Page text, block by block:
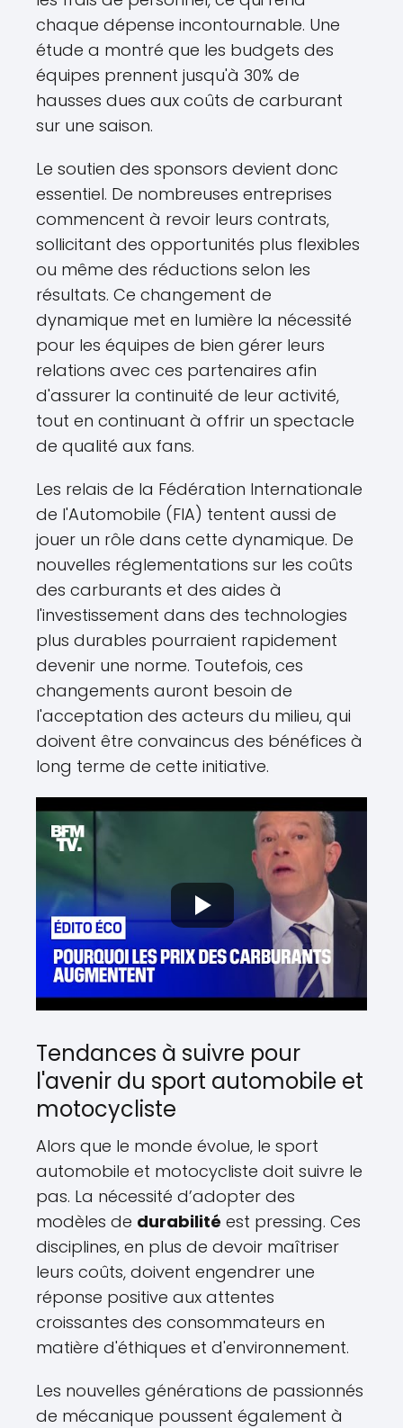
chaque dépense incontournable. Une
étude a montré que les budgets des
équipes prennent jusqu'à 30% de
hausses dues aux coûts de carburant
sur une saison.
Le soutien des sponsors devient donc
essentiel. De nombreuses entreprises
commencent à revoir leurs contrats,
sollicitant des opportunités plus flexibles
ou même des réductions selon les
résultats. Ce changement de
dynamique met en lumière la nécessité
pour les équipes de bien gérer leurs
relations avec ces partenaires afin
d'assurer la continuité de leur activité,
tout en continuant à offrir un spectacle
de qualité aux fans.
Les relais de la Fédération Internationale
de l'Automobile (FIA) tentent aussi de
jouer un rôle dans cette dynamique. De
nouvelles réglementations sur les coûts
des carburants et des aides à
l'investissement dans des technologies
plus durables pourraient rapidement
devenir une norme. Toutefois, ces
changements auront besoin de
l'acceptation des acteurs du milieu, qui
doivent être convaincus des bénéfices à
long terme de cette initiative.
Tendances à suivre pour
l'avenir du sport automobile et
motocycliste
Alors que le monde évolue, le sport
automobile et motocycliste doit suivre le
pas. La nécessité d’adopter des
modèles de durabilité est pressing. Ces
disciplines, en plus de devoir maîtriser
leurs coûts, doivent engendrer une
réponse positive aux attentes
croissantes des consommateurs en
matière d'éthiques et d'environnement.
Les nouvelles générations de passionnés
de mécanique poussent également à